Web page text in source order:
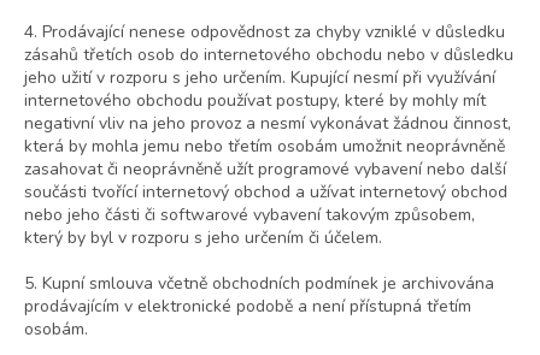
4. Prodávající nenese odpovědnost za chyby vzniklé v důsledku
zásahů třetích osob do internetového obchodu nebo v důsledku
jeho užití v rozporu s jeho určením. Kupující nesmí při využívání
internetového obchodu používat postupy, které by mohly mít
negativní vliv na jeho provoz a nesmí vykonávat žádnou činnost,
která by mohla jemu nebo třetím osobám umožnit neoprávněně
zasahovat či neoprávněně užít programové vybavení nebo další
součásti tvořící internetový obchod a užívat internetový obchod
nebo jeho části či softwarové vybavení takovým způsobem,
který by byl v rozporu s jeho určením či účelem.
5. Kupní smlouva včetně obchodních podmínek je archivována
prodávajícím v elektronické podobě a není přístupná třetím
osobám.